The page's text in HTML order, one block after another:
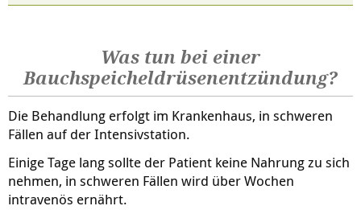
Was tun bei einer
Bauchspeicheldrüsenentzündung?
Die Behandlung erfolgt im Krankenhaus, in schweren
Fällen auf der Intensivstation.
Einige Tage lang sollte der Patient keine Nahrung zu sich
nehmen, in schweren Fällen wird über Wochen
intravenös ernährt.